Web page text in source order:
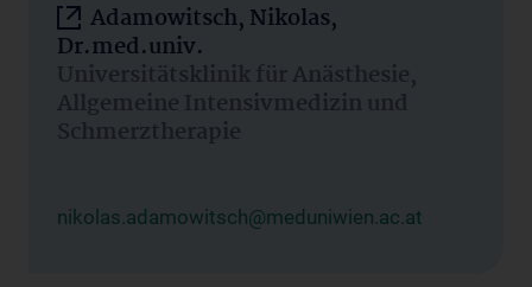
Adamowitsch, Nikolas,
Dr.med.univ.
Universitätsklinik für Anästhesie,
Allgemeine Intensivmedizin und
Schmerztherapie
nikolas.adamowitsch@meduniwien.ac.at